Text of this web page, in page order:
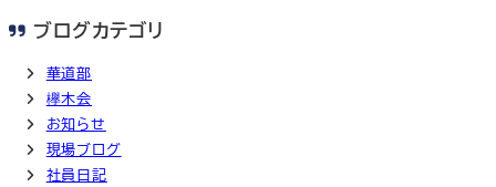
ブログカテゴリ
華道部
欅木会
お知らせ
現場ブログ
社員日記